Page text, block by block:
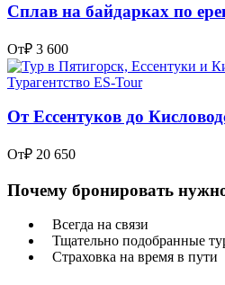
Сплав на байдарках по
От₽ 3 600
От Ессентуков до
От₽ 20 650
Почему бронировать
Всегда на связи
Тщательно подобранные
Страховка на время в пути